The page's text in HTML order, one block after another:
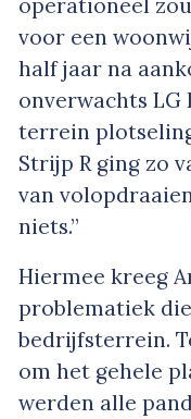
voor een
half jaar na
onverwachts
terrein
Strijp R ging zo
van
niets.”
Hiermee kreeg
problematiek
bedrijfsterrein.
om het gehele
werden alle